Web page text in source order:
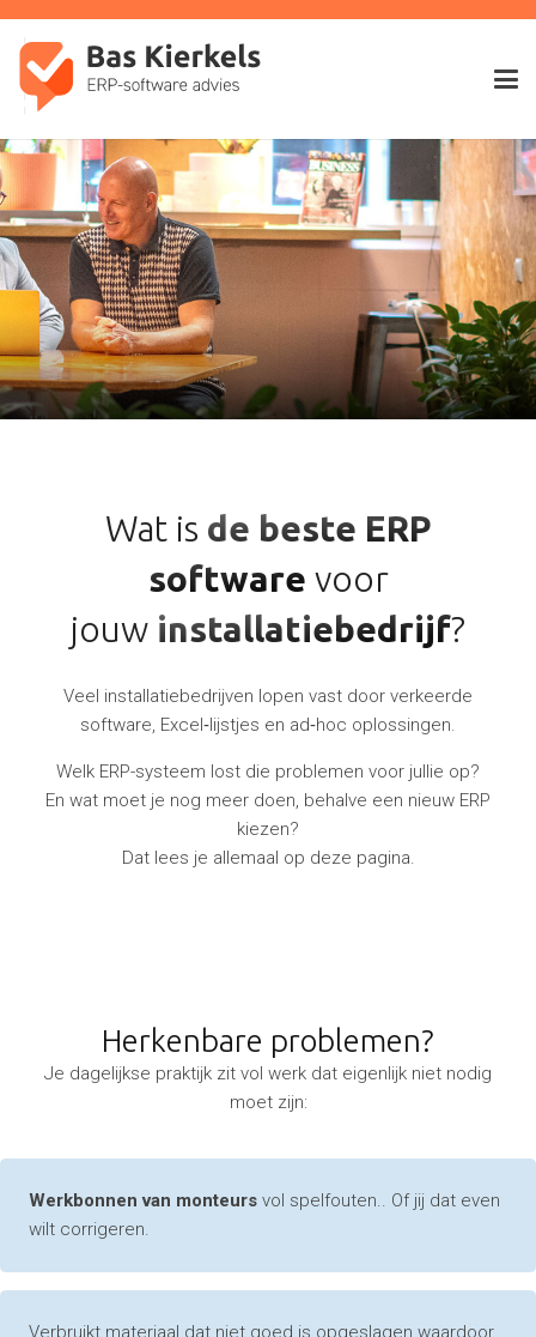
Wat is de beste ERP
software voor
jouw installatiebedrijf?
Veel installatiebedrijven lopen vast door verkeerde
software, Excel‑lijstjes en ad‑hoc oplossingen.
Welk ERP-systeem lost die problemen voor jullie op?
En wat moet je nog meer doen, behalve een nieuw ERP
kiezen?
Dat lees je allemaal op deze pagina.
Herkenbare problemen?
Je dagelijkse praktijk zit vol werk dat eigenlijk niet nodig
moet zijn:
Werkbonnen van monteursvol spelfouten.. Of jij dat even
wilt corrigeren.
Verbruikt materiaal dat niet goed is opgeslagen waardoor